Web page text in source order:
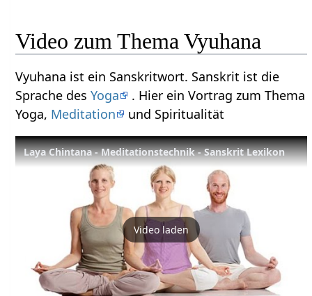
Video zum Thema Vyuhana
Vyuhana ist ein Sanskritwort. Sanskrit ist die
Sprache desYoga
. Hier ein Vortrag zum Thema
Yoga, Meditation und Spiritualität
Laya Chintana - Meditationstechnik - Sanskrit Lexikon
Video laden